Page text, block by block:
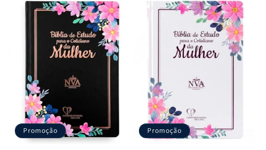
Deus
Ribeiro
Deus
|
Adriel
Ribeiro
Penkal
Penkal
Promoção Promoção